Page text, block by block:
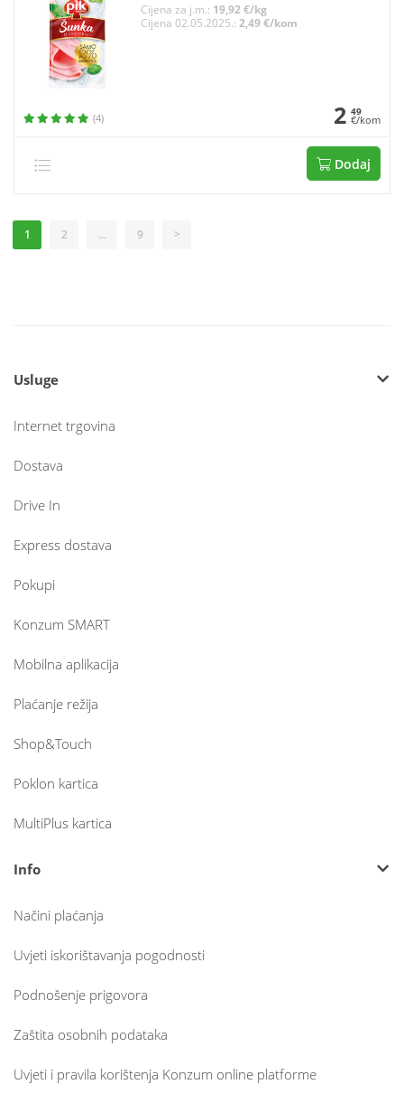
Cijena za j.m.: 19,92 €/kg
Cijena 02.05.2025.: 2,49 €/kom
(4) 2 49
€/kom
Dodaj
1 2 ... 9 >
Usluge
Internet trgovina
Dostava
Drive In
Express dostava
Pokupi
Konzum SMART
Mobilna aplikacija
Plaćanje režija
Shop&Touch
Poklon kartica
MultiPlus kartica
Info
Načini plaćanja
Uvjeti iskorištavanja pogodnosti
Podnošenje prigovora
Zaštita osobnih podataka
Uvjeti i pravila korištenja Konzum online platforme